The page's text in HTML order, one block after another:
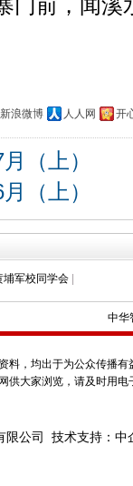
门前，闻溪
新浪微博 人人网 开
（上）
（上）
埔军校同学会
中华
，均出于为公众传播
供大家浏览，请及时用
限公司 技术支持：